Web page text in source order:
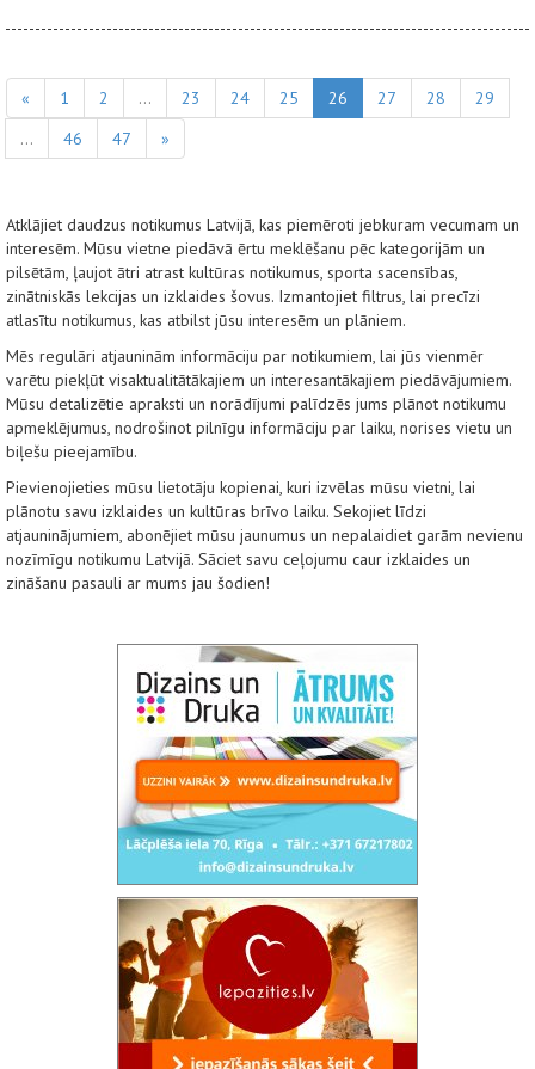
« 1 2 ... 23 24 25 26 27 28
29
...
46 47 »
Atklājiet daudzus notikumus Latvijā, kas piemēroti jebkuram vecumam un
interesēm. Mūsu vietne piedāvā ērtu meklēšanu pēc kategorijām un
pilsētām, ļaujot ātri atrast kultūras notikumus, sporta sacensības,
zinātniskās lekcijas un izklaides šovus. Izmantojiet filtrus, lai precīzi
atlasītu notikumus, kas atbilst jūsu interesēm un plāniem.
Mēs regulāri atjauninām informāciju par notikumiem, lai jūs vienmēr
varētu piekļūt visaktualitātākajiem un interesantākajiem piedāvājumiem.
Mūsu detalizētie apraksti un norādījumi palīdzēs jums plānot notikumu
apmeklējumus, nodrošinot pilnīgu informāciju par laiku, norises vietu un
biļešu pieejamību.
Pievienojieties mūsu lietotāju kopienai, kuri izvēlas mūsu vietni, lai
plānotu savu izklaides un kultūras brīvo laiku. Sekojiet līdzi
atjauninājumiem, abonējiet mūsu jaunumus un nepalaidiet garām nevienu
nozīmīgu notikumu Latvijā. Sāciet savu ceļojumu caur izklaides un
zināšanu pasauli ar mums jau šodien!